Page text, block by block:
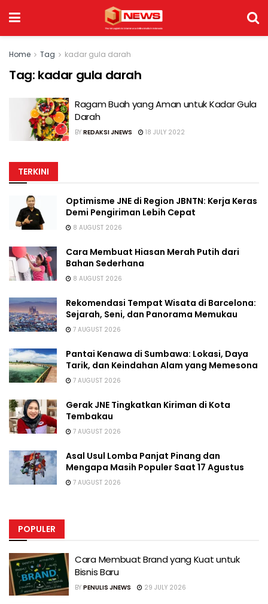
Home Tag kadar gula darah
Tag: kadar gula darah
Ragam Buah yang Aman untuk Kadar Gula
Darah
BY REDAKSI JNEWS 18 JULY 2022
TERKINI
Optimisme JNE di Region JBNTN: Kerja Keras
Demi Pengiriman Lebih Cepat
8 AUGUST 2026
Cara Membuat Hiasan Merah Putih dari
Bahan Sederhana
8 AUGUST 2026
Rekomendasi Tempat Wisata di Barcelona:
Sejarah, Seni, dan Panorama Memukau
7 AUGUST 2026
Pantai Kenawa di Sumbawa: Lokasi, Daya
Tarik, dan Keindahan Alam yang Memesona
7 AUGUST 2026
Gerak JNE Tingkatkan Kiriman di Kota
Tembakau
7 AUGUST 2026
Asal Usul Lomba Panjat Pinang dan
Mengapa Masih Populer Saat 17 Agustus
7 AUGUST 2026
POPULER
Cara Membuat Brand yang Kuat untuk
Bisnis Baru
BY PENULIS JNEWS 29 JULY 2026